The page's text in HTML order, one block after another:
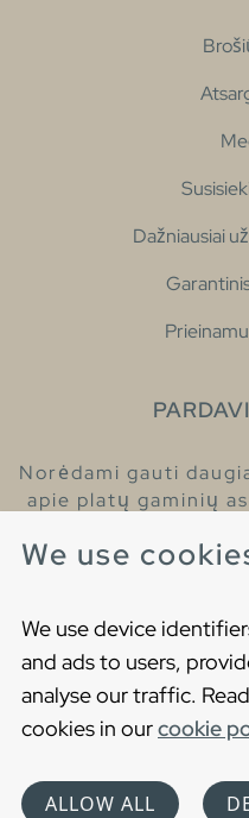
We use
We use device
and ads to users,
analyse our traffic.
cookies in ourcookie
ALLOW ALL
Dažniausiai
Norėdami gauti
apie platų gaminių
Cookies